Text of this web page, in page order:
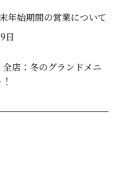
年始期間の営業について
日
全店：冬のグランドメニ